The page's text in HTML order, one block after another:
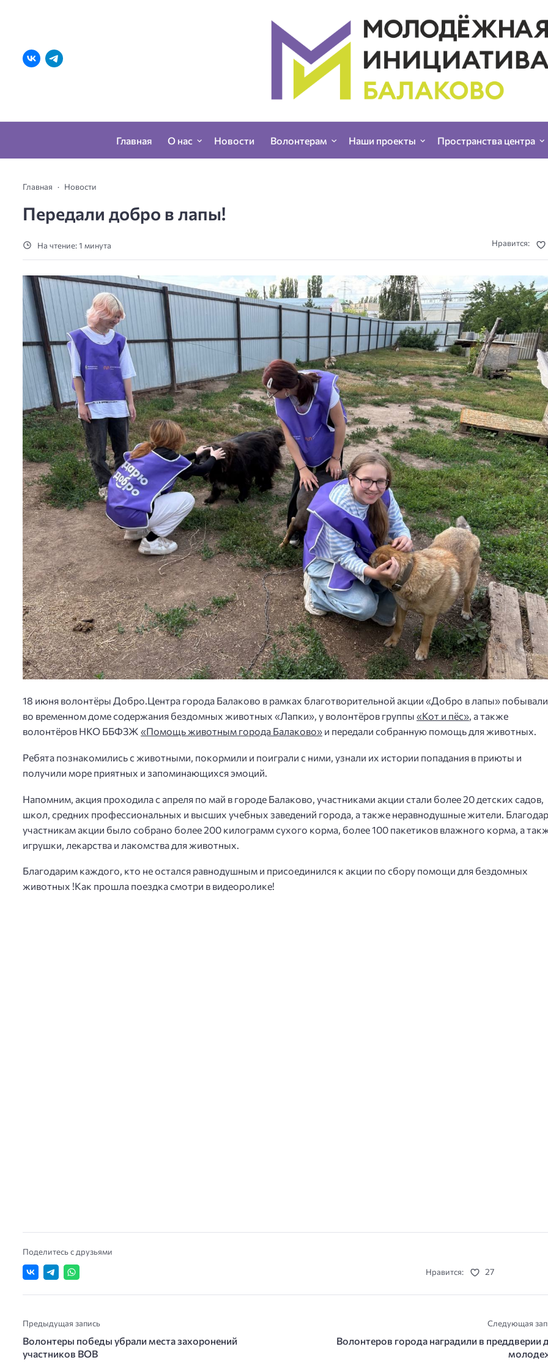
Главная О нас Новости Волонтерам Наши проекты Пространства центра
Главная Новости
Передали добро в лапы!
На чтение: 1 минута Нравится:
18 июня волонтёры Добро.Центра города Балаково в рамках благотворительной акции «Добро в лапы» побывали
во временном доме содержания бездомных животных «Лапки», у волонтёров группы «Кот и пёс», а также
волонтёров НКО ББФЗЖ «Помощь животным города Балаково» и передали собранную помощь для животных.
Ребята познакомились с животными, покормили и поиграли с ними, узнали их истории попадания в приюты и
получили море приятных и запоминающихся эмоций.
Напомним, акция проходила с апреля по май в городе Балаково, участниками акции стали более 20 детских садов,
школ, средних профессиональных и высших учебных заведений города, а также неравнодушные жители.
участникам акции было собрано более 200 килограмм сухого корма, более 100 пакетиков влажного корма, а
игрушки, лекарства и лакомства для животных.
Благодарим каждого, кто не остался равнодушным и присоединился к акции по сбору помощи для бездомных
животных !Как прошла поездка смотри в видеоролике!
Поделитесь с друзьями
Нравится: 27
Предыдущая запись
Волонтеры победы убрали места захоронений
участников ВОВ
Следующая
Волонтеров города наградили в преддверии